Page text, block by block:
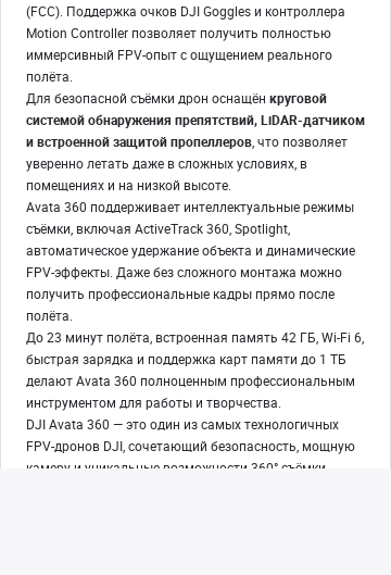
(FCC). Поддержка очков DJI Goggles и контроллера
Motion Controller позволяет получить полностью
иммерсивный FPV-опыт с ощущением реального
полёта.
Для безопасной съёмки дрон оснащён круговой
системой обнаружения препятствий, LiDAR-датчиком
и встроенной защитой пропеллеров , что позволяет
уверенно летать даже в сложных условиях, в
помещениях и на низкой высоте.
Avata 360 поддерживает интеллектуальные режимы
съёмки, включая ActiveTrack 360, Spotlight,
автоматическое удержание объекта и динамические
FPV-эффекты. Даже без сложного монтажа можно
получить профессиональные кадры прямо после
полёта.
До 23 минут полёта, встроенная память 42 ГБ, Wi-Fi 6,
быстрая зарядка и поддержка карт памяти до 1 ТБ
делают Avata 360 полноценным профессиональным
инструментом для работы и творчества.
DJI Avata 360 — это один из самых технологичных
FPV-дронов DJI, сочетающий безопасность, мощную
камеру и уникальные возможности 360°-съёмки.